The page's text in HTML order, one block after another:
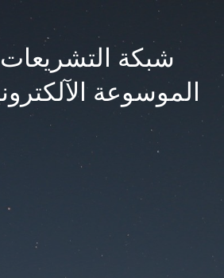
شبكة التشريعات
الموسوعة